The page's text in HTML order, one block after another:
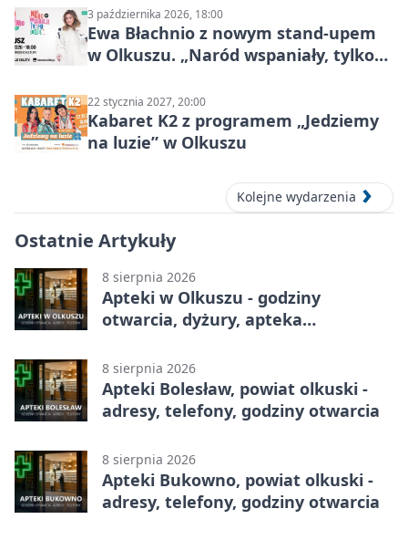
3 października 2026, 18:00
Ewa Błachnio z nowym stand-upem
w Olkuszu. „Naród wspaniały, tylko
22 stycznia 2027, 20:00
Kabaret K2 z programem „Jedziemy
na luzie” w Olkuszu
Kolejne wydarzenia
Ostatnie Artykuły
8 sierpnia 2026
Apteki w Olkuszu - godziny
otwarcia, dyżury, apteka
8 sierpnia 2026
Apteki Bolesław, powiat olkuski -
adresy, telefony, godziny otwarcia
8 sierpnia 2026
Apteki Bukowno, powiat olkuski -
adresy, telefony, godziny otwarcia